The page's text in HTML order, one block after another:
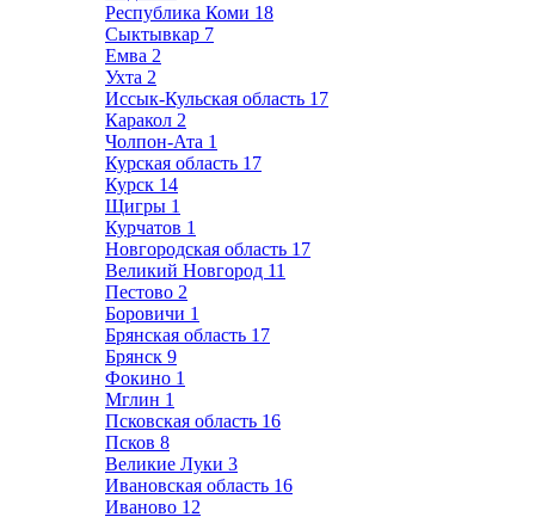
Республика Коми 18
Сыктывкар 7
Емва 2
Ухта 2
Иссык-Кульская область 17
Каракол 2
Чолпон-Ата 1
Курская область 17
Курск 14
Щигры 1
Курчатов 1
Новгородская область 17
Великий Новгород 11
Пестово 2
Боровичи 1
Брянская область 17
Брянск 9
Фокино 1
Мглин 1
Псковская область 16
Псков 8
Великие Луки 3
Ивановская область 16
Иваново 12